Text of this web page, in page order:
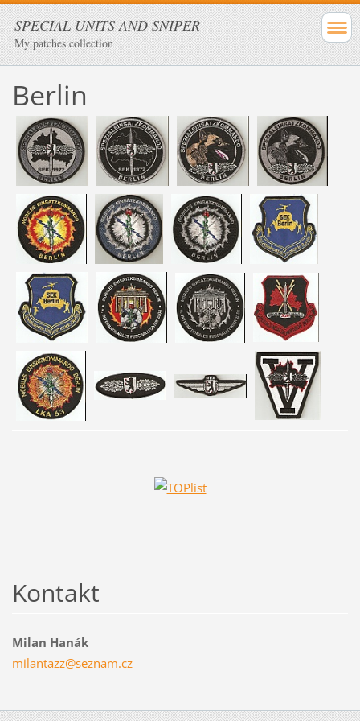
SPECIAL UNITS AND SNIPER
My patches collection
Berlin
Kontakt
Milan Hanák
milantazz@seznam.cz